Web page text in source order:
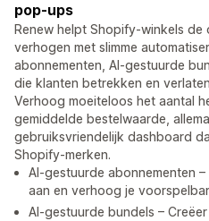
pop-ups
Renew helpt Shopify-winkels
verhogen met slimme
abonnementen, AI-gestuurde
die klanten betrekken en
Verhoog moeiteloos het aantal
gemiddelde bestelwaarde,
gebruiksvriendelijk dashboard
Shopify-merken.
AI-gestuurde abonnementen
aan en verhoog je
AI-gestuurde bundels –